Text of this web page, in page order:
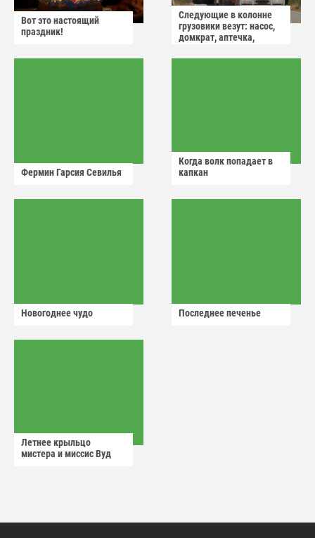
Вот это настоящий
праздник!
Следующие в колонне
грузовики везут: насос,
домкрат, аптечка,
Фермин Гарсия Севилья
Когда волк попадает в
капкан
Новогоднее чудо Последнее печенье
Летнее крыльцо
мистера и миссис Вуд